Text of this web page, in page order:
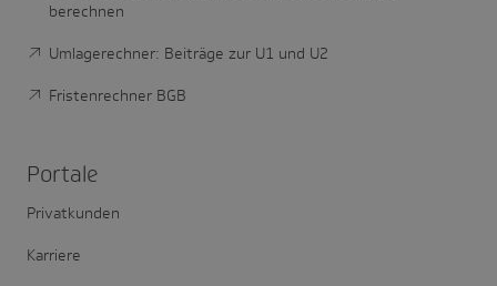
berechnen
Umlagerechner: Beiträge zur U1 und U2
Fristenrechner BGB
Portale
Privatkunden
Karriere